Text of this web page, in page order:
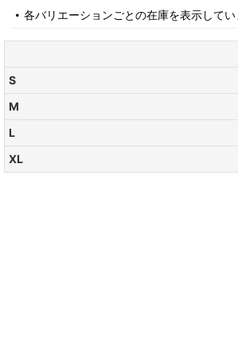
各バリエーションごとの在庫を表示してい
S
M
L
XL